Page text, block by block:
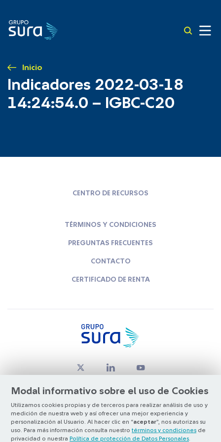
Inicio
Indicadores 2022-03-18
14:24:54.0 – IGBC-C20
Modal informativo sobre el uso de Cookies
Utilizamos cookies propias y de terceros para realizar análisis de uso y
medición de nuestra web y así ofrecer una mejor experiencia y
personalización al Usuario. Al hacer clic en “aceptar”, nos autorizas su
uso. Para más información consulta nuestro términos y condiciones de
privacidad o nuestra Política de protección de Datos Personales
CENTRO DE RECURSOS
TÉRMINOS Y CONDICIONES
PREGUNTAS FRECUENTES
CONTACTO
CERTIFICADO DE RENTA
© Copyright Grupo SURA 2026